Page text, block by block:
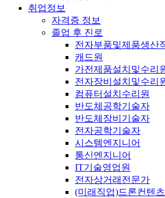
취업정보
자격증 정보
졸업 후 진로
전자부품및제품생산
캐드원
가전제품설치및수리
전자장비설치및수리
컴퓨터설치수리원
반도체공학기술자
반도체장비기술자
전자공학기술자
시스템엔지니어
통신엔지니어
IT기술영업원
전자상거래전문가
(미래직업)드론컨텐